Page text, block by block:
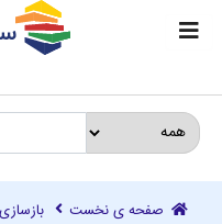
صفحه ی نخست بازسازی